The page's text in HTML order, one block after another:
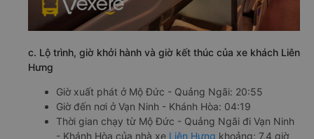
c. Lộ trình, giờ khởi hành và giờ kết thúc của xe khách Liên
Hưng
Giờ xuất phát ở Mộ Đức - Quảng Ngãi: 20:55
Giờ đến nơi ở Vạn Ninh - Khánh Hòa: 04:19
Thời gian chạy từ Mộ Đức - Quảng Ngãi đi Vạn Ninh
- Khánh Hòa của nhà xe Liên Hưng khoảng: 7.4 giờ